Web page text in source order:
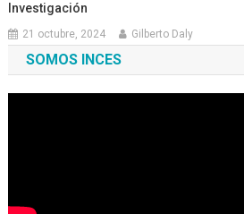
Investigación
21 octubre, 2024 Gilberto Daly
SOMOS INCES